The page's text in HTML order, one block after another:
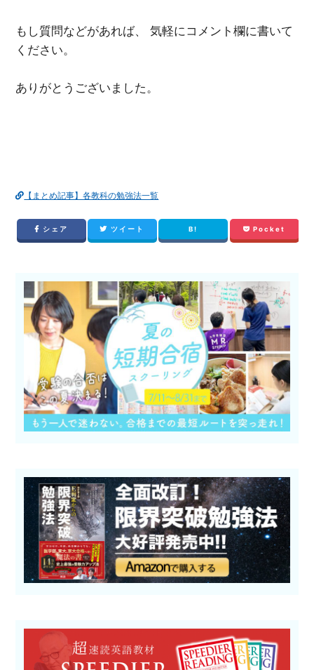
もし質問などがあれば、 気軽にコメント欄に書いて
ください。
ありがとうございました。
【まとめ記事】各教科の勉強法一覧
シェア ツイート B! Pocket